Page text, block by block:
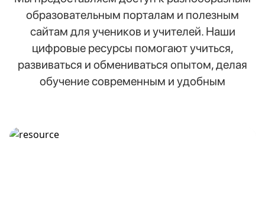
образовательным порталам и полезным
сайтам для учеников и учителей. Наши
цифровые ресурсы помогают учиться,
развиваться и обмениваться опытом, делая
обучение современным и удобным